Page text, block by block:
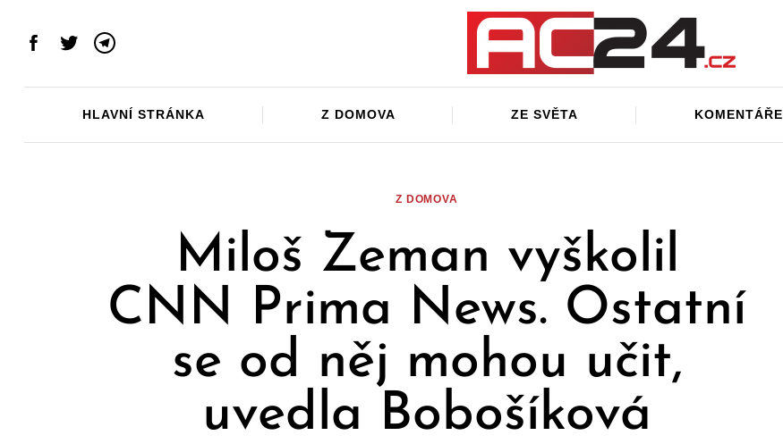
Facebook
TwitterTelegram
HLAVNÍ STRÁNKA Z DOMOVA ZE SVĚTA KOMENTÁŘE
Z DOMOVA
Miloš Zeman vyškolil
CNN Prima News. Ostatní
se od něj mohou učit,
uvedla Bobošíková